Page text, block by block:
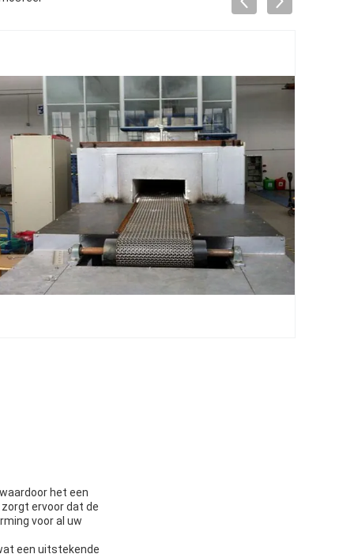
het een
ervoor dat de
voor al uw
een uitstekende